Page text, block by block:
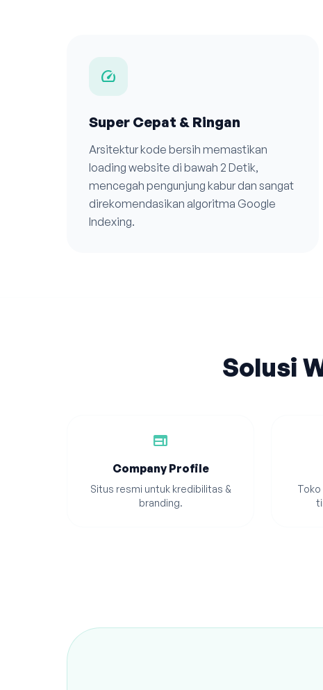
speed
Super Cepat & Ringan
Arsitektur kode bersih memastikan
loading website di bawah 2 Detik,
mencegah pengunjung kabur dan sangat
direkomendasikan algoritma Google
Indexing.
Solusi
web
Company Profile
Situs resmi untuk kredibilitas &
branding.
Toko